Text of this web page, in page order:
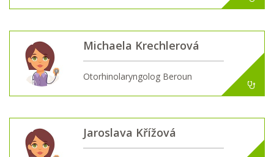
Michaela Krechlerová
Otorhinolaryngolog Beroun
Jaroslava Křížová